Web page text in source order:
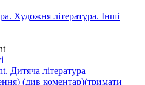
Художня література. Інші
Дитяча література
(див коментар)(тримати